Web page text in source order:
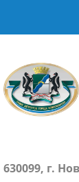
630099, г.